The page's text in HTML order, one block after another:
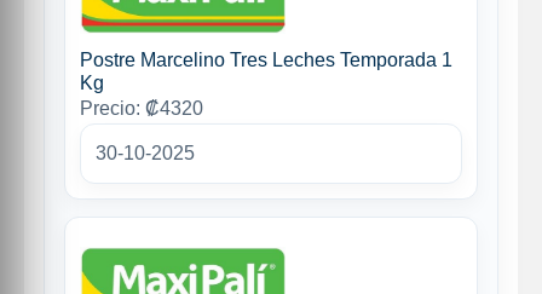
Postre Marcelino Tres Leches Temporada 1
Kg
Precio: ₡4320
30-10-2025